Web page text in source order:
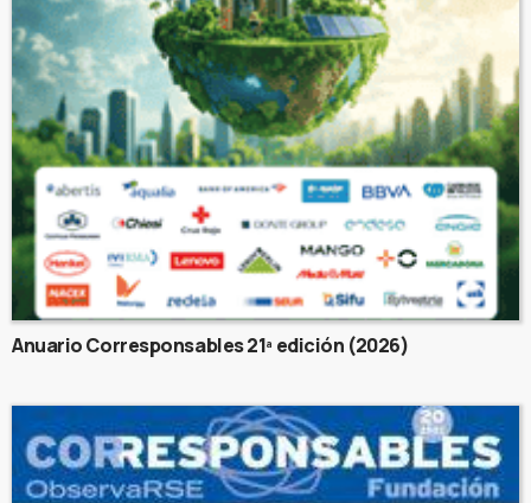
Anuario Corresponsables 21ª edición (2026)